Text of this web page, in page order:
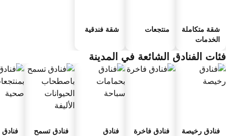
شقة متكاملة
الخدمات
منتجعات شقة فندقية
الفنادق الشائعة في المدينة
فنادق رخيصة فنادق فاخرة
فنادق
فنادق تسمح
فنادق